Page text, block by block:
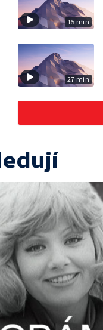
15 min
27 min